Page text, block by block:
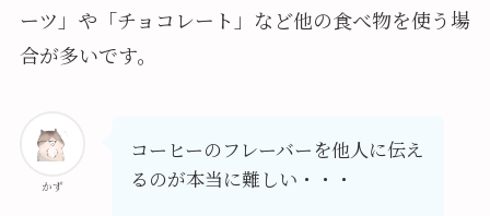
ーツ」や「チョコレート」など他の食べ物を使う場
合が多いです。
かず
コーヒーのフレーバーを他人に伝え
るのが本当に難しい・・・